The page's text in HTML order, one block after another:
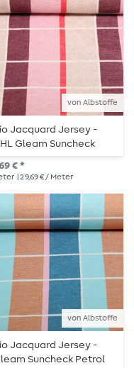
von Albstoffe
Jacquard Jersey -
Gleam Suncheck
€ *
| 29,69 € / Meter
von Albstoffe
Jacquard Jersey -
Suncheck Petrol